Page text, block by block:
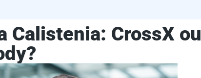
Calistenia: CrossX ou